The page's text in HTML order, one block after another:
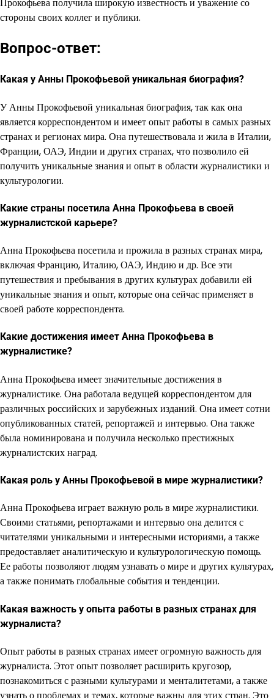
Прокофьева получила широкую известность и уважение со
стороны своих коллег и публики.
Вопрос-ответ:
Какая у Анны Прокофьевой уникальная биография?
У Анны Прокофьевой уникальная биография, так как она
является корреспондентом и имеет опыт работы в самых разных
странах и регионах мира. Она путешествовала и жила в Италии,
Франции, ОАЭ, Индии и других странах, что позволило ей
получить уникальные знания и опыт в области журналистики и
культурологии.
Какие страны посетила Анна Прокофьева в своей
журналистской карьере?
Анна Прокофьева посетила и прожила в разных странах мира,
включая Францию, Италию, ОАЭ, Индию и др. Все эти
путешествия и пребывания в других культурах добавили ей
уникальные знания и опыт, которые она сейчас применяет в
своей работе корреспондента.
Какие достижения имеет Анна Прокофьева в
журналистике?
Анна Прокофьева имеет значительные достижения в
журналистике. Она работала ведущей корреспондентом для
различных российских и зарубежных изданий. Она имеет сотни
опубликованных статей, репортажей и интервью. Она также
была номинирована и получила несколько престижных
журналистских наград.
Какая роль у Анны Прокофьевой в мире журналистики?
Анна Прокофьева играет важную роль в мире журналистики.
Своими статьями, репортажами и интервью она делится с
читателями уникальными и интересными историями, а также
предоставляет аналитическую и культурологическую помощь.
Ее работы позволяют людям узнавать о мире и других культурах,
а также понимать глобальные события и тенденции.
Какая важность у опыта работы в разных странах для
журналиста?
Опыт работы в разных странах имеет огромную важность для
журналиста. Этот опыт позволяет расширить кругозор,
познакомиться с разными культурами и менталитетами, а также
узнать о проблемах и темах, которые важны для этих стран. Это